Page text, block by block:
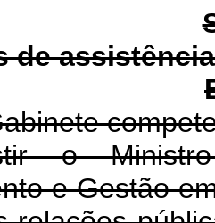
de
o Ministro
e Gestão